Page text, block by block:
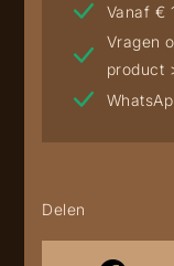
Vanaf €
Vragen
product
Delen